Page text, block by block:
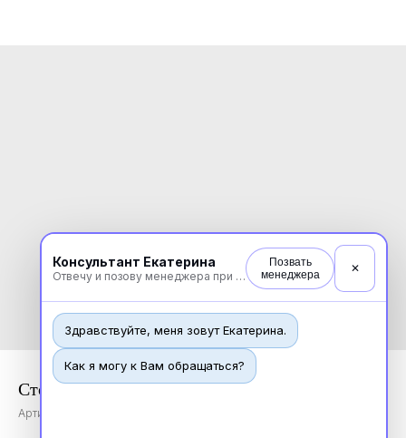
Консультант Екатерина
Отвечу и позову менеджера при необходимости
Позвать
менеджера
✕
Здравствуйте, меня зовут Екатерина.
Как я могу к Вам обращаться?
Стоматология ортопедическая
Артикул: